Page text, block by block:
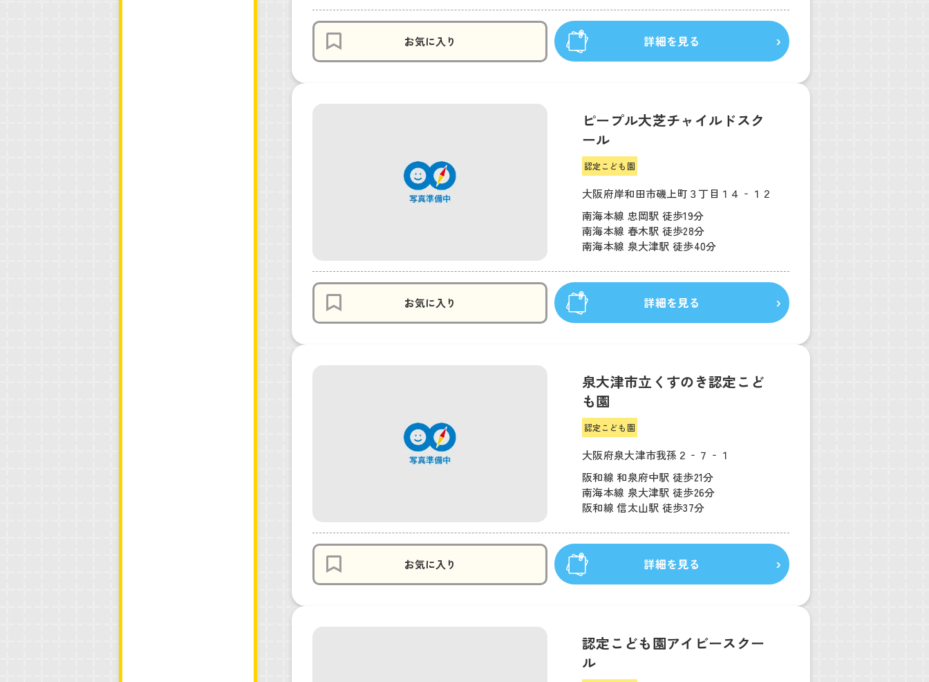
お気に入り 詳細を見る
ピープル大芝チャイルドスク
ール
認定こども園
大阪府岸和田市磯上町３丁目１４‐１２
南海本線 忠岡駅 徒歩19分
南海本線 春木駅 徒歩28分
南海本線 泉大津駅 徒歩40分
お気に入り 詳細を見る
泉大津市立くすのき認定こど
も園
認定こども園
大阪府泉大津市我孫２‐７‐１
阪和線 和泉府中駅 徒歩21分
南海本線 泉大津駅 徒歩26分
阪和線 信太山駅 徒歩37分
お気に入り 詳細を見る
認定こども園アイビースクー
ル